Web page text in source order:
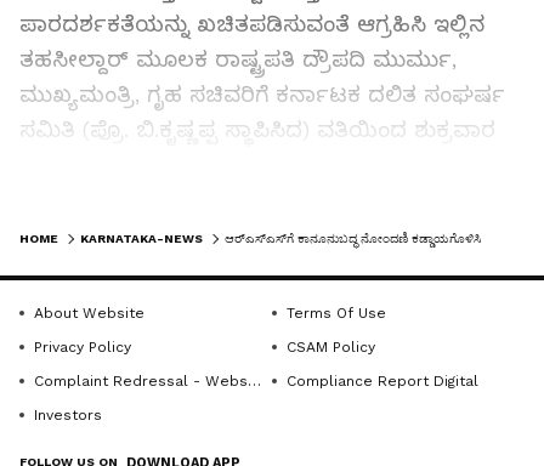
ಪಾರದರ್ಶಕತೆಯನ್ನು ಖಚಿತಪಡಿಸುವಂತೆ ಆಗ್ರಹಿಸಿ ಇಲ್ಲಿನ
ತಹಸೀಲ್ದಾರ್‌ ಮೂಲಕ ರಾಷ್ಟ್ರಪತಿ ದ್ರೌಪದಿ ಮುರ್ಮು,
ಮುಖ್ಯಮಂತ್ರಿ, ಗೃಹ ಸಚಿವರಿಗೆ ಕರ್ನಾಟಕ ದಲಿತ ಸಂಘರ್ಷ
ಸಮಿತಿ (ಪ್ರೊ. ಬಿ.ಕೃಷ್ಣಪ್ಪ ಸ್ಥಾಪಿಸಿದ) ವತಿಯಿಂದ ಶುಕ್ರವಾರ
ನಂತರ ಕ.ದ.ಸಂ.ಸ. ತಾಲೂಕು ಸಂಚಾಲಕ ಪಿ.ಜೆ.
HOME KARNATAKA-NEWS ಆರ್‌ಎಸ್‌ಎಸ್‌ಗೆ ಕಾನೂನುಬದ್ಧ ನೋಂದಣಿ ಕಡ್ಡಾಯಗೊಳಿಸಿ
About Website
Terms Of Use
Privacy Policy
CSAM Policy
Complaint Redressal - Website
Compliance Report Digital
Investors
FOLLOW US ON